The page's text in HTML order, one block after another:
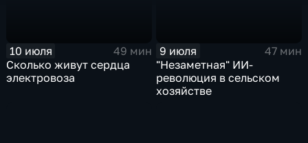
10 июля
49 мин
Сколько живут сердца
электровоза
9 июля
47 мин
"Незаметная" ИИ-
революция в сельском
хозяйстве